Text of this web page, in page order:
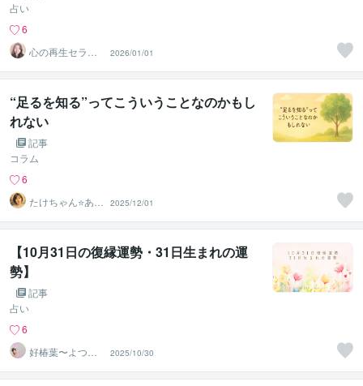
占い
6
心の再生セラピ
スト YASUKO
2026/01/01
“足るを知る”ってこういうことなのかもし
れない
記事
コラム
6
たけちゃん⭐あな
たの魅力を見つ
ける対話人
2025/12/01
【10月31日の復縁運勢・31日生まれの運
勢】
記事
占い
6
好椿葉〜よつ
ば〜
2025/10/30